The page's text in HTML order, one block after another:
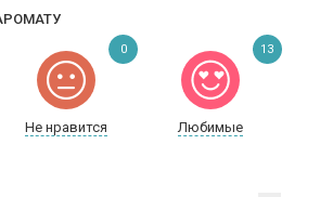
Сладкие, фруктовые и
непревзойденное сочетание, делая
ношения в различных мероприятиях,
и заканчивая свиданиями под
и совершенный аромат, который
Не нравится Любимые
0 13